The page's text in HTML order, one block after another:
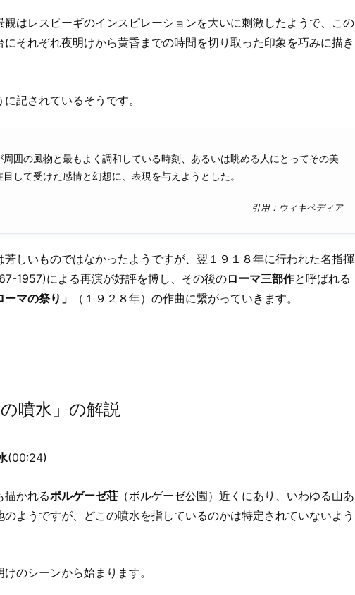
はレスピーギのインスピレーションを大いに刺激したようで、この
それぞれ夜明けから黄昏までの時間を切り取った印象を巧みに描き
記されているそうです。
囲の風物と最もよく調和している時刻、あるいは眺める人にとってその美
して受けた感情と幻想に、表現を与えようとした。
引用：ウィキペディア
芳しいものではなかったようですが、翌１９１８年に行われた名指揮
1957)による再演が好評を博し、その後のローマ三部作と呼ばれる
ーマの祭り」 （１９２８年）の作曲に繋がっていきます。
噴水」の解説
(00:24)
描かれるボルゲーゼ荘 （ボルゲーゼ公園）近くにあり、いわゆる山あ
ようですが、どこの噴水を指しているのかは特定されていないよう
けのシーンから始まります。